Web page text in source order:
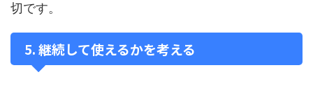
切です。
5. 継続して使えるかを考える